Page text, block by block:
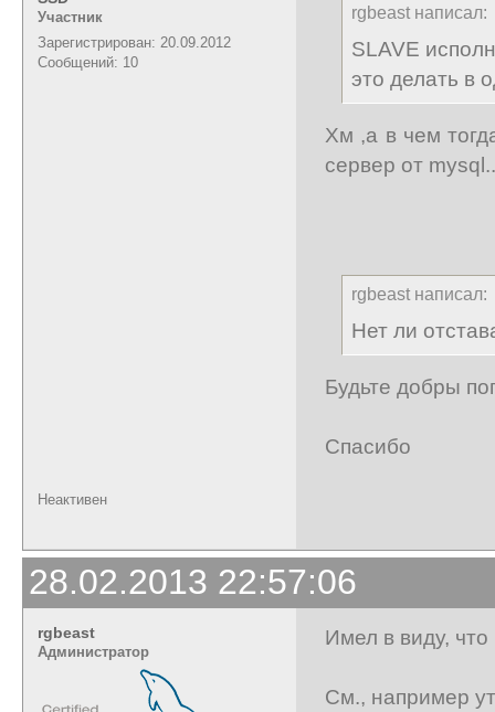
Участник
Зарегистрирован: 20.09.2012
Сообщений: 10
rgbeast написал:
SLAVE
это делать в
Хм ,а в чем
сервер от
rgbeast написал:
Нет ли
Будьте добры
Спасибо
Неактивен
28.02.2013 22:57:06
rgbeast
Администратор
Имел в виду,
См., например